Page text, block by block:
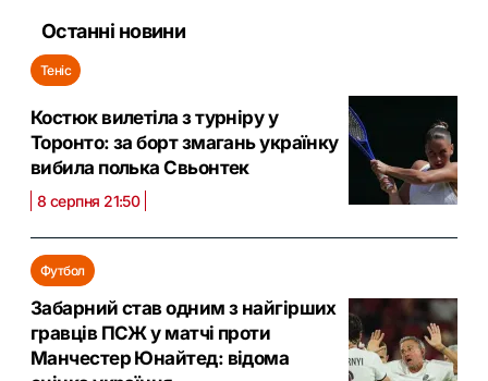
Останні новини
Теніс
Костюк вилетіла з турніру у
Торонто: за борт змагань українку
вибила полька Свьонтек
8 серпня 21:50
Футбол
Забарний став одним з найгірших
гравців ПСЖ у матчі проти
Манчестер Юнайтед: відома